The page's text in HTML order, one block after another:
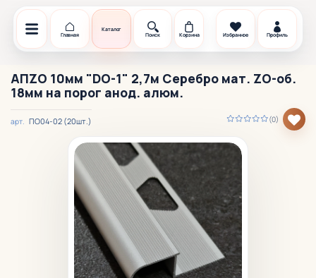
Главная
Каталог
Поиск
Корзина Избранное Профиль
АПZО 10мм "DO-1" 2,7м Серебро мат. ZО-об.
18мм на порог анод. алюм.
(0)
арт. ПО04-02 (20шт.)